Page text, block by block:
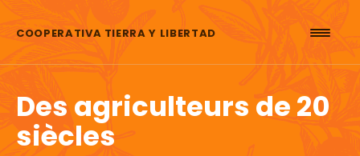
COOPERATIVA TIERRA Y LIBERTAD
Des agriculteurs de 20
siècles